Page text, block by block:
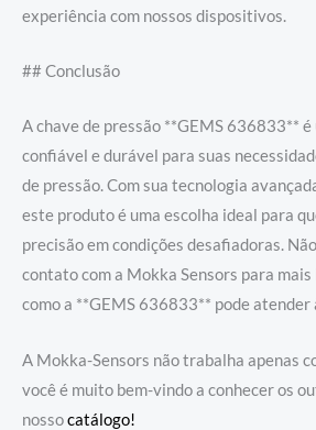
experiência com nossos dispositivos.
## Conclusão
A chave de pressão **GEMS 636833** é
confiável e durável para suas
de pressão. Com sua tecnologia
este produto é uma escolha ideal para
precisão em condições desafiadoras.
contato com a Mokka Sensors para
como a **GEMS 636833** pode atender
A Mokka-Sensors não trabalha apenas
você é muito bem-vindo a conhecer os
nossocatálogo!